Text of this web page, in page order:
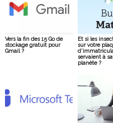
Vers la fin des 15 Go de
stockage gratuit pour
Gmail ?
Et si les
sur votre
servaient à
planète ?